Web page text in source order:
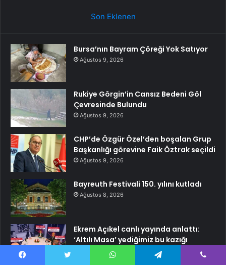
Son Eklenen
Bursa’nın Bayram Çöreği Yok Satıyor
Ağustos 9, 2026
Rukiye Görgin’in Cansız Bedeni Göl
Çevresinde Bulundu
Ağustos 9, 2026
CHP’de Özgür Özel’den boşalan Grup
Başkanlığı görevine Faik Öztrak seçildi
Ağustos 9, 2026
Bayreuth Festivali 150. yılını kutladı
Ağustos 8, 2026
Ekrem Açıkel canlı yayında anlattı:
‘Altılı Masa’ yediğimiz bu kazığı
unutmayacağız